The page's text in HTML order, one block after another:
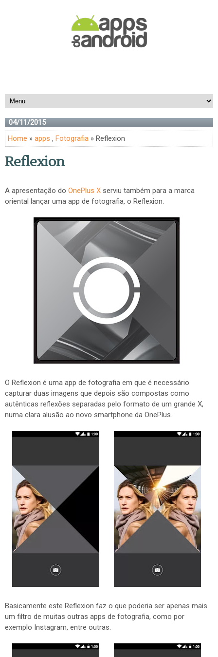
04/11/2015
Home » apps , Fotografia » Reflexion
Reflexion
A apresentação do OnePlus X serviu também para a marca
oriental lançar uma app de fotografia, o Reflexion.
O Reflexion é uma app de fotografia em que é necessário
capturar duas imagens que depois são compostas como
autênticas reflexões separadas pelo formato de um grande X,
numa clara alusão ao novo smartphone da OnePlus.
Basicamente este Reflexion faz o que poderia ser apenas mais
um filtro de muitas outras apps de fotografia, como por
exemplo Instagram, entre outras.